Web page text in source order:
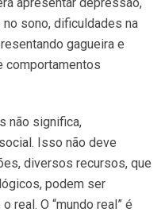
sono, dificuldades na
gagueira e
comportamentos
não significa,
Isso não deve
diversos recursos, que
podem ser
real. O “mundo real” é